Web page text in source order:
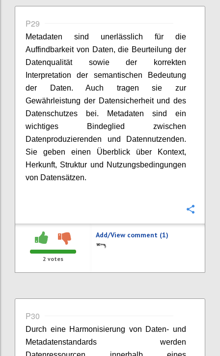
P29
Metadaten sind unerlässlich für die
Auffindbarkeit von Daten, die Beurteilung der
Datenqualität sowie der korrekten
Interpretation der semantischen Bedeutung
der Daten. Auch tragen sie zur
Gewährleistung der Datensicherheit und des
Datenschutzes bei. Metadaten sind ein
wichtiges Bindeglied zwischen
Datenproduzierenden und Datennutzenden.
Sie geben einen Überblick über Kontext,
Herkunft, Struktur und Nutzungsbedingungen
von Datensätzen.
2 votes
Add/View comment (1)
P30
Durch eine Harmonisierung von Daten- und
Metadatenstandards werden